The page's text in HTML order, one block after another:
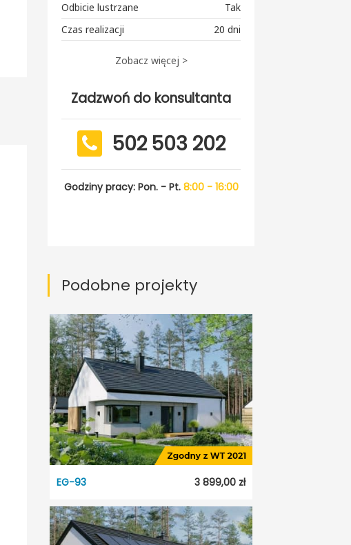
Odbicie lustrzane
Tak
Czas realizacji
20 dni
Zobacz więcej >
Zadzwoń do konsultanta
502 503 202
Godziny pracy: Pon. - Pt. 8:00 - 16:00
Podobne projekty
EG-93 3 899,00 zł
EG-93
Dostępność:
3 dni roboczych